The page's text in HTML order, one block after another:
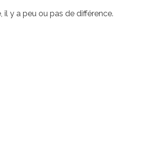
il y a peu ou pas de différence.